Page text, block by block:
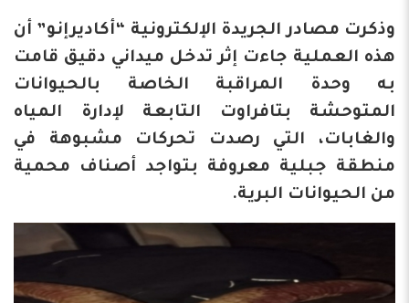
وذكرت مصادر الجريدة الإلكترونية “أكاديرإنو” أن
هذه العملية جاءت إثر تدخل ميداني دقيق قامت
به وحدة المراقبة الخاصة بالحيوانات
المتوحشة بتافراوت التابعة لإدارة المياه
والغابات، التي رصدت تحركات مشبوهة في
منطقة جبلية معروفة بتواجد أصناف محمية
من الحيوانات البرية.